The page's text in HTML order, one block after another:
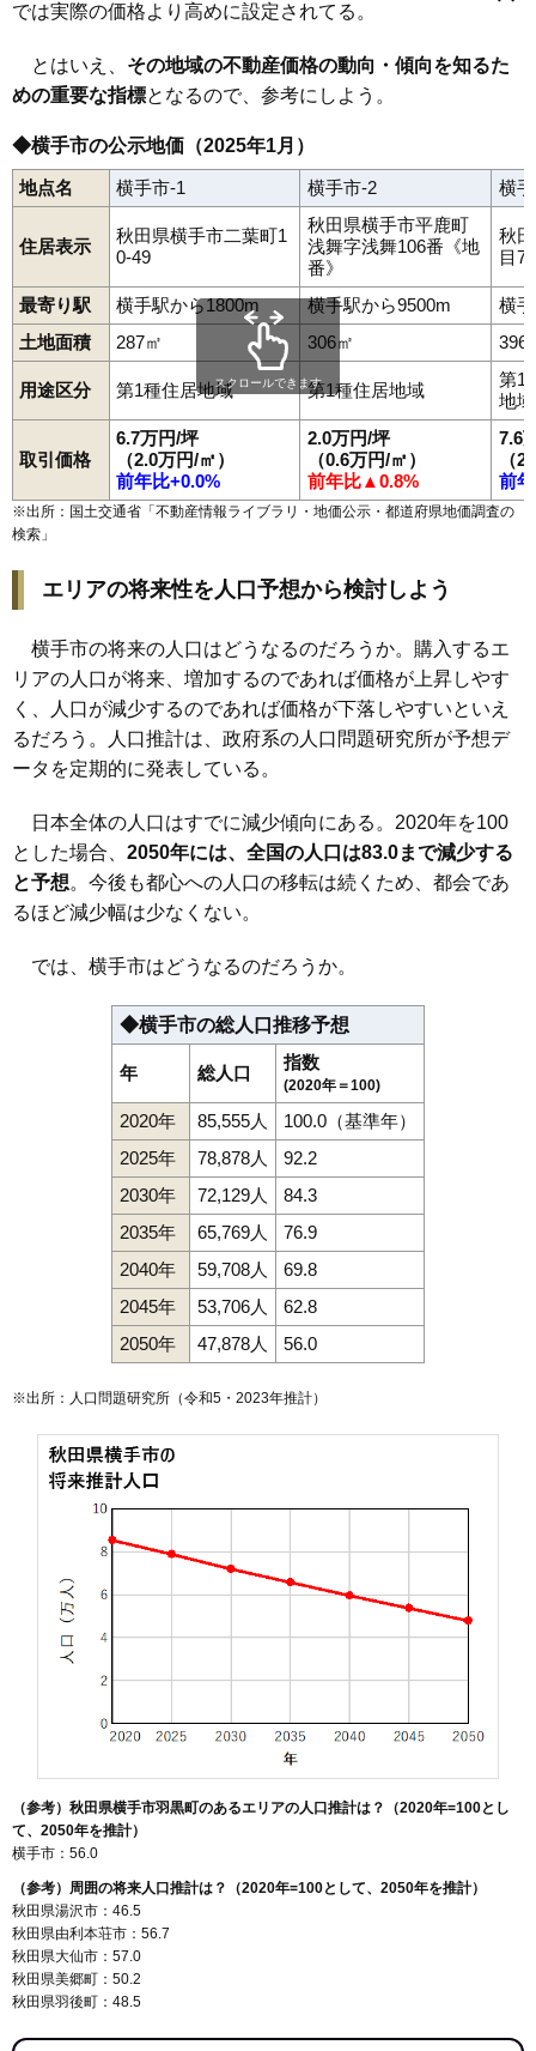
では実際の価格より高めに設定されてる。
とはいえ、 その地域の不動産価格の動向・傾向を知るた
めの重要な指標となるので、参考にしよう。
◆横手市の公示地価（2025年1月）
地点名 横手市-1 横手市-2 横
住居表示
秋田県横手市二葉町1
0-49
秋田県横手市平鹿町
浅舞字浅舞106番《地
番》
秋
目
最寄り駅 横手駅から1800m 横手駅から9500m
横
土地面積
287㎡ 306㎡ 396
用途区分 第1種住居地域 第1種住居地域
第1
地域
取引価格
6.7万円/坪
（2.0万円/㎡）
前年比+0.0%
2.0万円/坪
（0.6万円/㎡）
前年比▲0.8%
7.6
（
前
スクロールできます
※出所：国土交通省「不動産情報ライブラリ・地価公示・都道府県地価調査の
検索 」
エリアの将来性を人口予想から検討しよう
横手市の将来の人口はどうなるのだろうか。購入するエ
リアの人口が将来、増加するのであれば価格が上昇しやす
く、人口が減少するのであれば価格が下落しやすいといえ
るだろう。人口推計は、政府系の人口問題研究所が予想デ
ータを定期的に発表している。
日本全体の人口はすでに減少傾向にある。2020年を100
とした場合、 2050年には、全国の人口は83.0まで減少する
と予想。今後も都心への人口の移転は続くため、都会であ
るほど減少幅は少なくない。
では、横手市はどうなるのだろうか。
◆横手市の総人口推移予想
年 総人口
指数
(2020年＝100)
2020年 85,555人
100.0（基準年）
2025年
78,878人
92.2
2030年
72,129人
84.3
2035年
65,769人
76.9
2040年
59,708人
69.8
2045年
53,706人
62.8
2050年
47,878人 56.0
※出所：人口問題研究所（令和5・2023年推計）
（参考）秋田県横手市羽黒町のあるエリアの人口推計は？（2020年=100とし
て、2050年を推計）
横手市：56.0
（参考）周囲の将来人口推計は？（2020年=100として、2050年を推計）
秋田県湯沢市：46.5
秋田県由利本荘市：56.7
秋田県大仙市：57.0
秋田県美郷町：50.2
秋田県羽後町：48.5
下八丁十文字町植田十文字町腕越十文字町上鍋倉
十文字町仁井田十文字町西原二番町十文字町宝竜
十文字町睦合 城南町杉沢 杉目大雄中央町塚堀 根岸町羽黒町
平鹿町浅舞平鹿町上吉田平鹿町下鍋倉 平鹿町醍醐
前郷前郷二番町増田町増田 南町 明永町
柳田八幡横手町四日町条里駅西